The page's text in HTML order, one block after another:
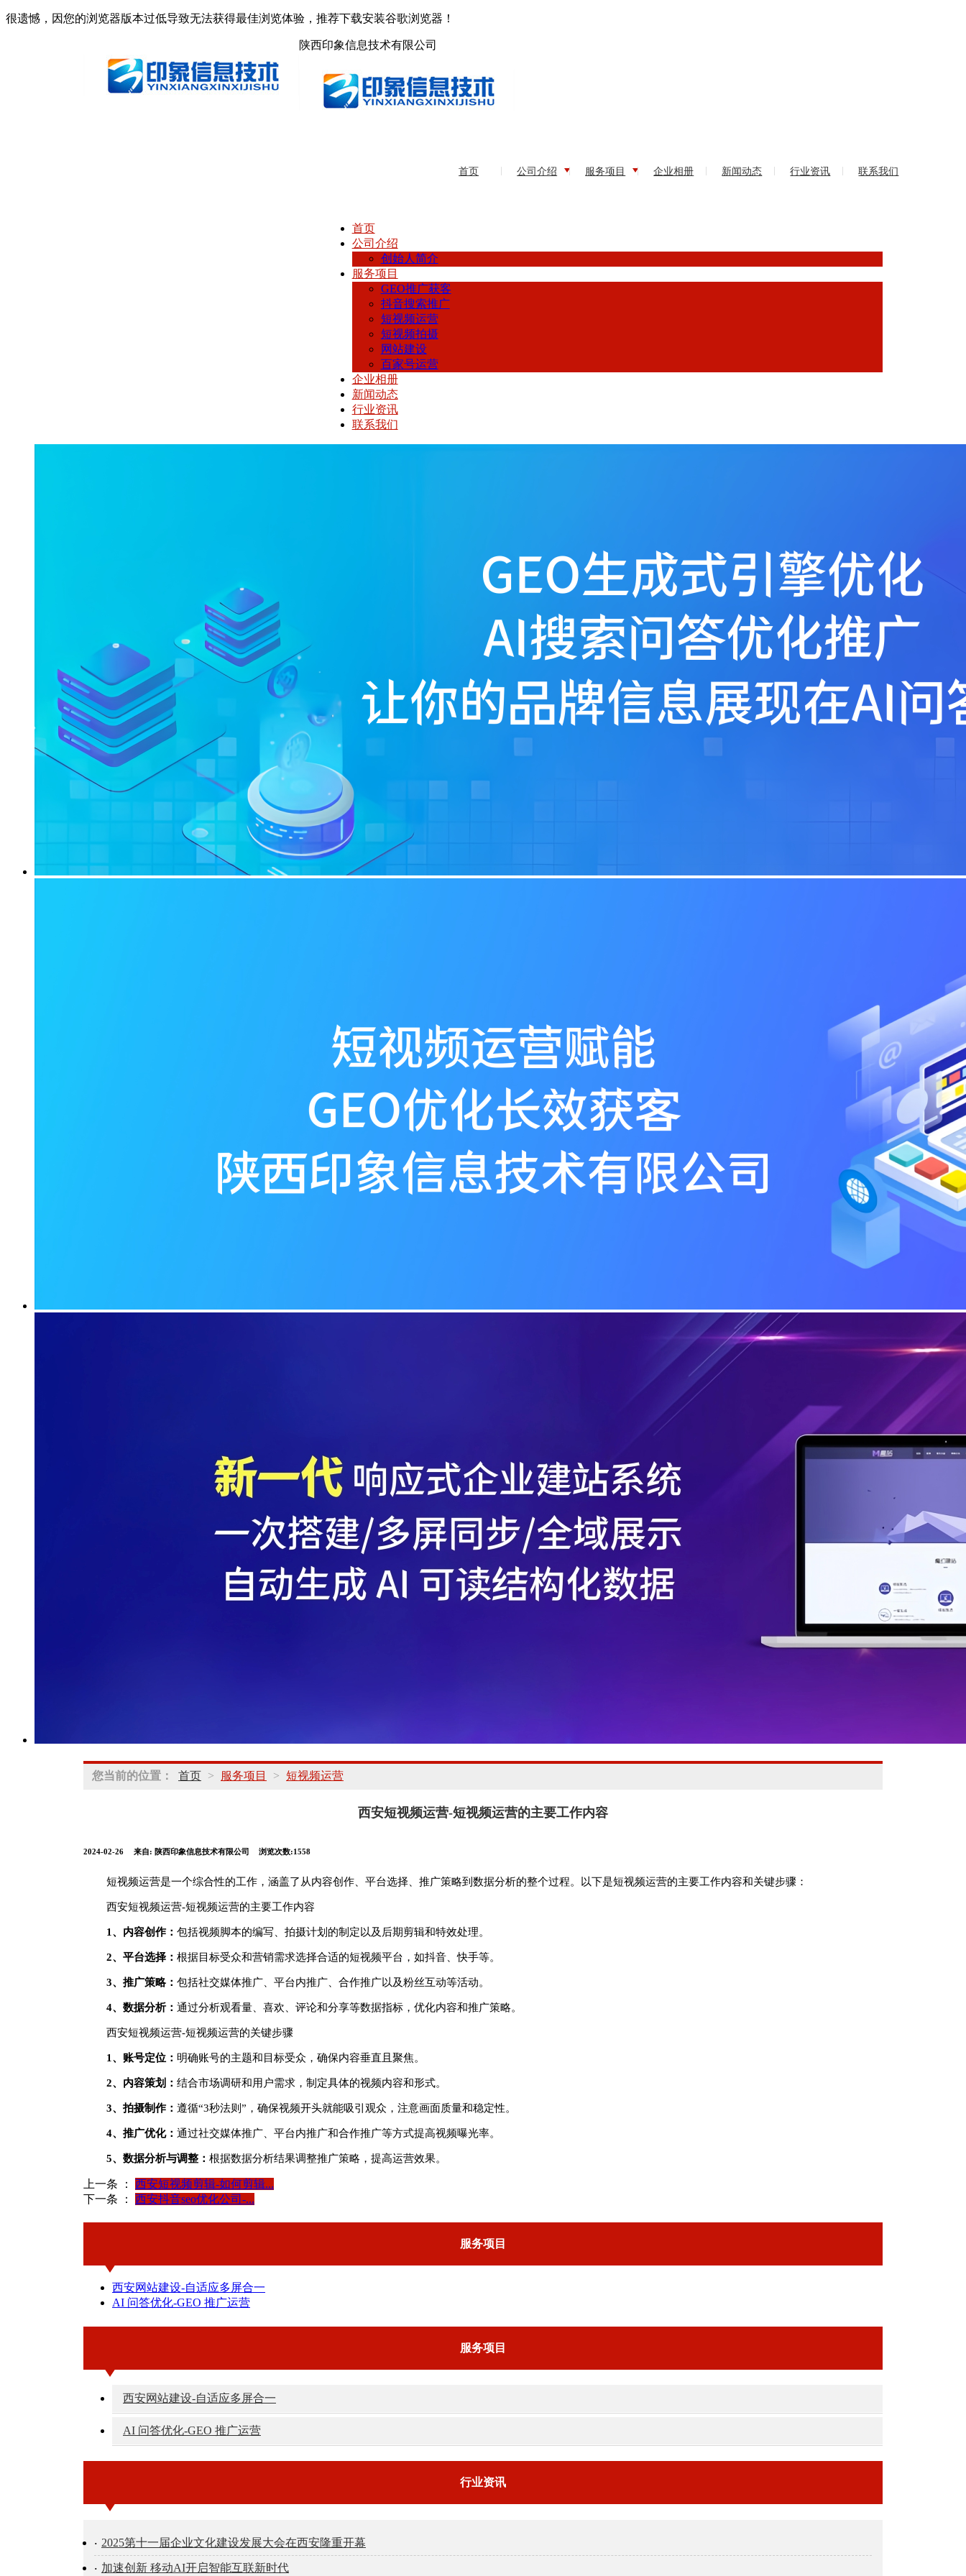
很遗憾，因您的浏览器版本过低导致无法获得最佳浏览体验，推荐下载安装谷歌浏览器！
陕西印象信息技术有限公司
首页 公司介绍 服务项目 企业相册 新闻动态 行业资讯 联系我们
首页
公司介绍
创始人简介
服务项目
GEO推广获客
抖音搜索推广
短视频运营
短视频拍摄
网站建设
百家号运营
企业相册
新闻动态
行业资讯
联系我们
您当前的位置： 首页 > 服务项目 > 短视频运营
西安短视频运营-短视频运营的主要工作内容
2024-02-26 来自: 陕西印象信息技术有限公司 浏览次数:1558
短视频运营是一个综合性的工作，涵盖了从内容创作、平台选择、推广策略到数据分析的整个过程。以下是短视频运营的主要工作内容和关键步骤：
西安短视频运营-短视频运营的主要工作内容
1、内容创作： 包括视频脚本的编写、拍摄计划的制定以及后期剪辑和特效处理。
2、平台选择： 根据目标受众和营销需求选择合适的短视频平台，如抖音、快手等。
3、推广策略： 包括社交媒体推广、平台内推广、合作推广以及粉丝互动等活动。
4、数据分析： 通过分析观看量、喜欢、评论和分享等数据指标，优化内容和推广策略。
西安短视频运营-短视频运营的关键步骤
1、账号定位： 明确账号的主题和目标受众，确保内容垂直且聚焦。
2、内容策划： 结合市场调研和用户需求，制定具体的视频内容和形式。
3、拍摄制作： 遵循“3秒法则”，确保视频开头就能吸引观众，注意画面质量和稳定性。
4、推广优化： 通过社交媒体推广、平台内推广和合作推广等方式提高视频曝光率。
5、数据分析与调整： 根据数据分析结果调整推广策略，提高运营效果。
上一条 ：
西安短视频剪辑-如何剪辑...
下一条 ：
西安抖音seo优化公司-...
服务项目
西安网站建设-自适应多屏合一
AI 问答优化-GEO 推广运营
服务项目
西安网站建设-自适应多屏合一
AI 问答优化-GEO 推广运营
行业资讯
2025第十一届企业文化建设发展大会在西安隆重开幕
加速创新 移动AI开启智能互联新时代